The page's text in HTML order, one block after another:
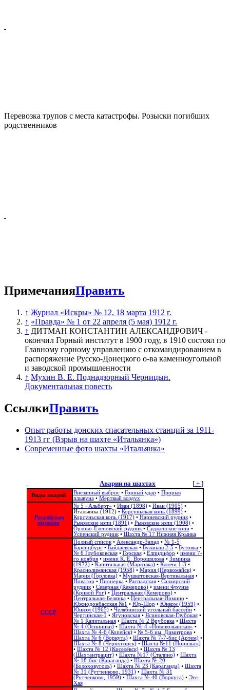
Перевозка трупов с места катастрофы. Розыски погибших
родственников
Спасенные углекопы в больнице
ПримечанияПравить
↑ Журнал «Искры» № 12, 18 марта 1912 г.
↑ «Правда» № 1 от 22 апреля (5 мая) 1912 г.
↑ ДИТМАН КОНСТАНТИН АЛЕКСАНДРОВИЧ -
окончил Горный институт в 1900 году, в 1910 состоял по
Главному горному управлению с откомандированием в
распоряжение Русско-Донецкого о-ва каменноугольной
и заводской промышленности
↑ Мухин В. Е. Поднадзорный Черницын.
Документальная повесть
СсылкиПравить
Опыт работы донских спасательных станций за 1911-
1913 гг (Взрыв на шахте «Итальянка»)
Современные фото шахты «Итальянка»
[+ ]
Аварии на шахтах
Виды аварий Внезапный выброс• Горный удар • Прорыв
плывуна• Мёртвый воздух
Российская
империя
№ 5 «Альберт» • Иван (1898)• Иван (1905)•
Итальянка (1912)• Корсуньская копь (1899)•
Корсуньская копь (1917)• Нарневский рудник•
Рыковские копи (1891)• Рыковские копи (1908)•
Орлово-Еленовский рудник• Судженские копи•
Успенский рудник• Шахта № 17 Нижняя Крынка
СССР
Полный список• Александр-Запад • № 1-5
Баренцбург• Байдаевская• Буланаш 2-5 • Бутовка•
№ 6 Глубоковская• Горская• Елпидифор • имени 7-
го ноября• имени К. Е. Ворошилова• Зиминка
(1972)• Капитальная (Марковка)• Ключи 1-3 •
Краснолиманская (1958)• Мария (Первомайск)•
Мария (Горловка)• Мушкетовская-Вертикальная•
Новатор • Пионерка• Распадская• Салаирский
рудник• Северная (Кемерово)• имени Фрунзе
(Кривой Рог)• Центральная (Кемерово)•
Центральная-Белянка• Центральная-Ирмино •
Южнодонбасская №1 • Юр-Шор • Юнком (1959)•
Юнком (1965)• Челябинский угольный бассейн•
Чертинская-1 • Ягуновская• Ясиновская-Глубокая•
№ 1 Капитальная• Шахта № 2 Врубовка• Шахта
№ 4 (Осинники)• Шахта № 4 «Нововолынская» •
Шахта № 4-6 (Копейск)• № 5-6 им. Димитрова•
Шахта № 6 (Воркута)• Шахта № 7-7-бис (Артем)•
Шахта № 8 (Черногорск)• Шахта №11 (Норильск)
• Шахта № 12 (Киселёвск)• Шахта № 13
(Шахтантрацит)• Шахта №17 (Сталино)• Шахта
№ 18-бис (Караганда)• Шахта № 20
(Болоховуголь)‎• Шахта № 23 (Караганда)• Шахта
№ 31 (Рутченково, 1931)• Шахта № 31
(Рутченково, 1959)• Шахта № 40 (Воркута)• Эге-
Хая